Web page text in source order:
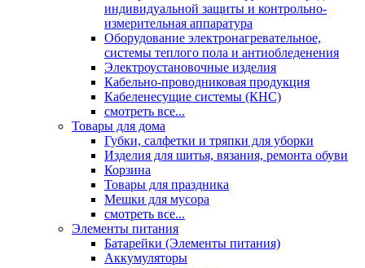
индивидуальной защиты и контрольно-
измерительная аппаратура
Оборудование электронагревательное,
системы теплого пола и антиобледенения
Электроустановочные изделия
Кабельно-проводниковая продукция
Кабеленесущие системы (КНС)
смотреть все...
Товары для дома
Губки, салфетки и тряпки для уборки
Изделия для шитья, вязания, ремонта обуви
Корзина
Товары для праздника
Мешки для мусора
смотреть все...
Элементы питания
Батарейки (Элементы питания)
Аккумуляторы